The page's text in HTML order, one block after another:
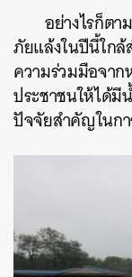
อย่างไรก็ต
ภัยแล้งในปีนี้ใกล้
ความร่วมมือจาก
ประชาชนให้ได้มี
ปัจจัยสำคัญในก